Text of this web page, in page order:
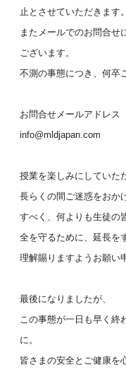
止とさせていただきます。
またメールでのお問合せ
ございます。
不測の事態につき、何卒
お問合せメールアドレス
info@mldjapan.com
授業を楽しみにしていた
長らくの間ご迷惑をおか
すべく、何よりも生徒の
全を守るために、延長を
理解賜りますようお願い
最後になりましたが、
この事態が一日も早く終
に。
皆さまの安全とご健康を